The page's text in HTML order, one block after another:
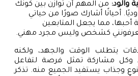
والود: من المهم أن توازن بين كونك
أحيانًا أشارك صورًا من حياتي
أحبها، مما يجعل المتابعين
كشخص وليس مجرد مهني.
يتطلب الوقت والجهد، ولكنه
وكل مشاركة تمثل فرصة لتفاعل
وجذاب يستفيد الجميع منه. تذكر